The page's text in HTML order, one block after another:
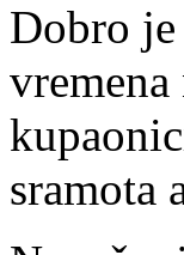
Dobro je
sramota